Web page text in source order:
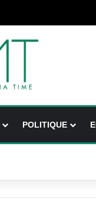
POLITIQUE